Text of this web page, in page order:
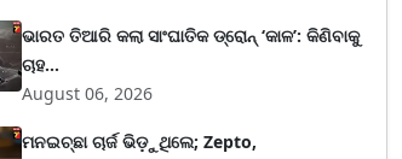
ଭାରତ ତିଆରି କଲା ସାଂଘାତିକ ଡ୍ରୋନ୍ ‘କାଳ’: କିଣିବାକୁ
ଚାହ...
August 06, 2026
ମନଇଚ୍ଛା ଚାର୍ଜ ଭିଡ଼ୁଥିଲେ; Zepto,